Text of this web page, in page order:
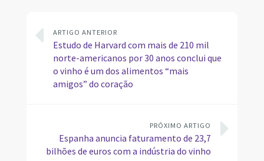
ARTIGO ANTERIOR
Estudo de Harvard com mais de 210 mil
norte-americanos por 30 anos conclui que
o vinho é um dos alimentos “mais
amigos” do coração
PRÓXIMO ARTIGO
Espanha anuncia faturamento de 23,7
bilhões de euros com a indústria do vinho